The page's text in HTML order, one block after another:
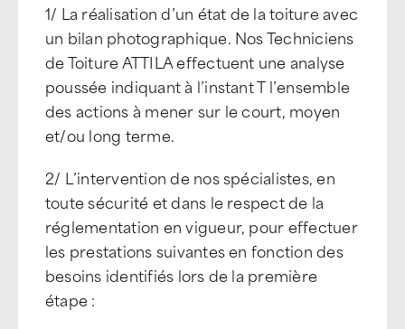
1/ La réalisation d’un état de la toiture avec
un bilan photographique. Nos Techniciens
de Toiture ATTILA effectuent une analyse
poussée indiquant à l’instant T l’ensemble
des actions à mener sur le court, moyen
et/ou long terme.
2/ L’intervention de nos spécialistes, en
toute sécurité et dans le respect de la
réglementation en vigueur, pour effectuer
les prestations suivantes en fonction des
besoins identifiés lors de la première
étape :